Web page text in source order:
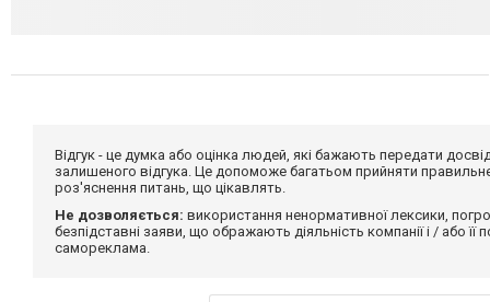
Відгук - це думка або оцінка людей, які бажають передати
залишеного відгука. Це допоможе багатьом прийняти
роз'яснення питань, що цікавлять.
Не дозволяється: використання ненормативної лексики,
безпідставні заяви, що ображають діяльність компанії і / або
самореклама.